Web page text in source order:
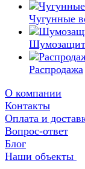
Чугунные
Распродажа
О компании
Контакты
Оплата и
Вопрос-ответ
Блог
Наши объекты